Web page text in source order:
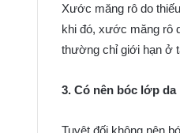
Xước măng rô do
khi đó, xước măng rô
thường chỉ giới hạn ở
3. Có nên bóc lớp
Tuyệt đối không nên